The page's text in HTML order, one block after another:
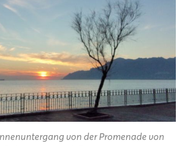
von der Promenade von